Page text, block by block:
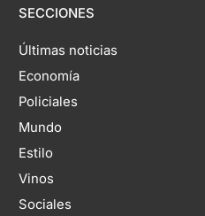
SECCIONES
Últimas noticias
Economía
Policiales
Mundo
Estilo
Vinos
Sociales